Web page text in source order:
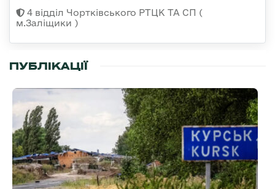
4 відділ Чортківського РТЦК ТА СП (
м.Заліщики )
ПУБЛІКАЦІЇ